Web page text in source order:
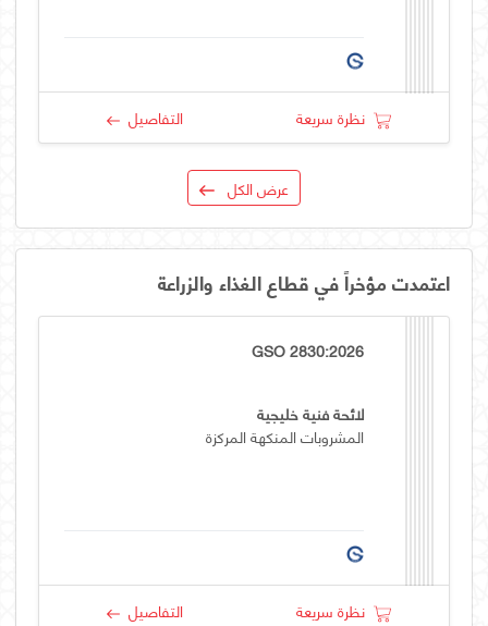
نظرة سريعة التفاصيل
عرض الكل
اعتمدت مؤخراً في قطاع الغذاء والزراعة
GSO 2830:2026
لائحة فنية خليجية
المشروبات المنكهة المركزة
نظرة سريعة التفاصيل